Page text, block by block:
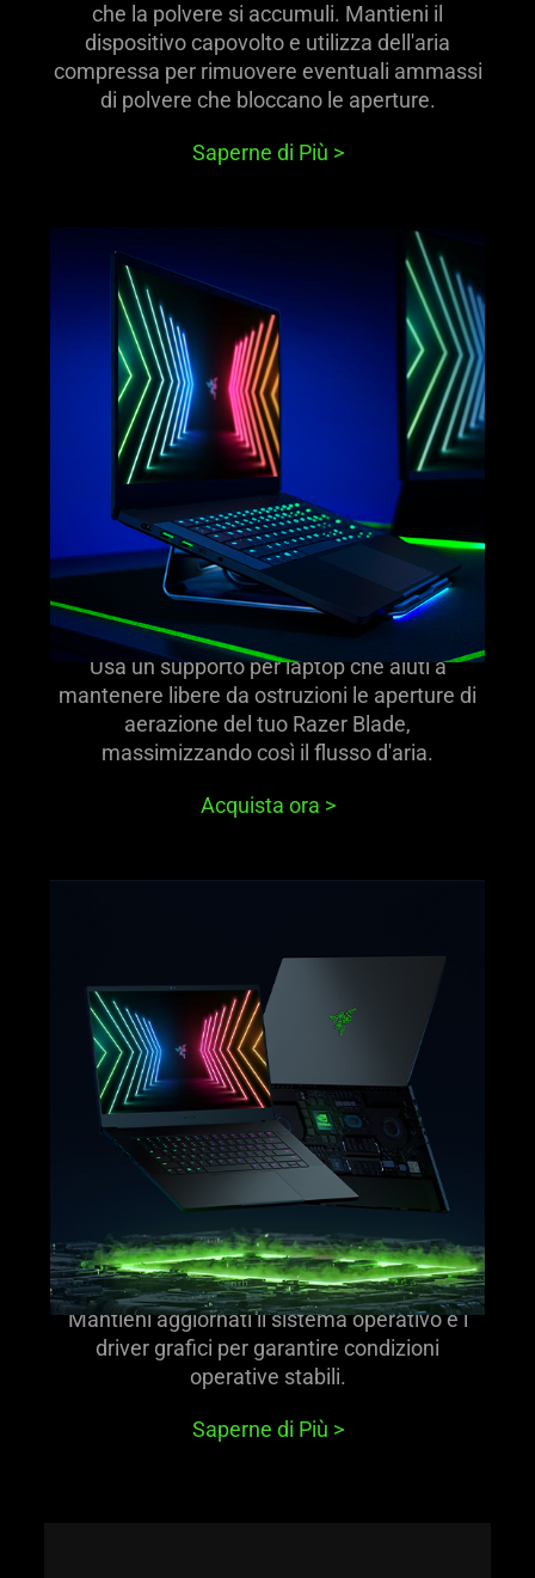
che la polvere si accumuli. Mantieni il
dispositivo capovolto e utilizza dell'aria
compressa per rimuovere eventuali ammassi
di polvere che bloccano le aperture.
Saperne di Più >
Usa un supporto per laptop che aiuti a
mantenere libere da ostruzioni le aperture di
aerazione del tuo Razer Blade,
massimizzando così il flusso d'aria.
Acquista ora >
Mantieni aggiornati il sistema operativo e i
driver grafici per garantire condizioni
operative stabili.
Saperne di Più >